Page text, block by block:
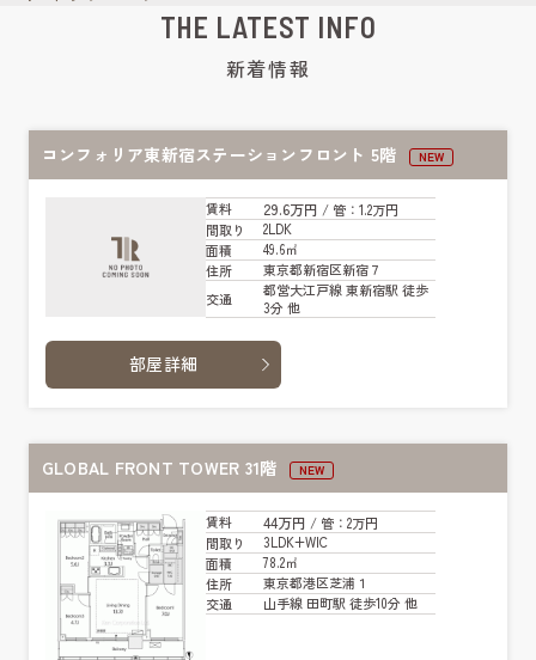
THE LATEST INFO
新着情報
コンフォリア東新宿ステーションフロント 5階 NEW
賃料 29.6万円 / 管：1.2万円
間取り
2LDK
面積
49.6㎡
住所
東京都新宿区新宿７
交通
都営大江戸線 東新宿駅 徒歩
3分 他
部屋詳細
GLOBAL FRONT TOWER 31階 NEW
賃料 44万円 / 管：2万円
間取り
3LDK+WIC
面積
78.2㎡
住所
東京都港区芝浦１
交通
山手線 田町駅 徒歩10分 他